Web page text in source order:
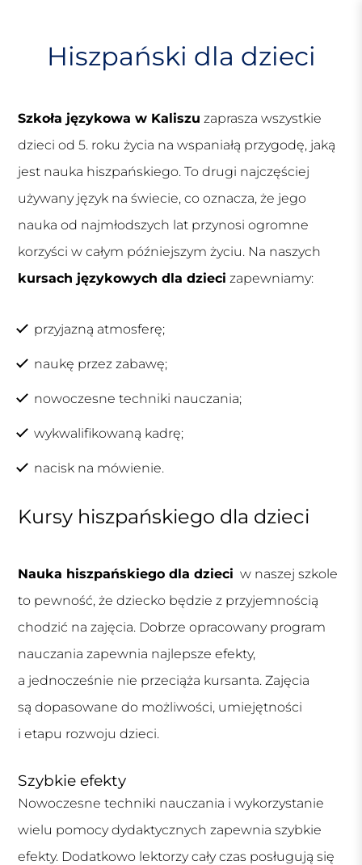
Hiszpański dla dzieci
Szkoła językowa w Kaliszu zaprasza wszystkie
dzieci od 5. roku życia na wspaniałą przygodę, jaką
jest nauka hiszpańskiego. To drugi najczęściej
używany język na świecie, co oznacza, że jego
nauka od najmłodszych lat przynosi ogromne
korzyści w całym późniejszym życiu. Na naszych
kursach językowych dla dzieci zapewniamy:
przyjazną atmosferę;
naukę przez zabawę;
nowoczesne techniki nauczania;
wykwalifikowaną kadrę;
nacisk na mówienie.
Kursy hiszpańskiego dla dzieci
Nauka hiszpańskiego dla dzieci w naszej szkole
to pewność, że dziecko będzie z przyjemnością
chodzić na zajęcia. Dobrze opracowany program
nauczania zapewnia najlepsze efekty,
a jednocześnie nie przeciąża kursanta. Zajęcia
są dopasowane do możliwości, umiejętności
i etapu rozwoju dzieci.
Szybkie efekty
Nowoczesne techniki nauczania i wykorzystanie
wielu pomocy dydaktycznych zapewnia szybkie
efekty. Dodatkowo lektorzy cały czas posługują się